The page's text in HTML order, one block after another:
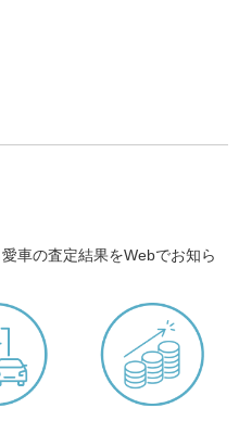
車の査定結果をWebでお知ら